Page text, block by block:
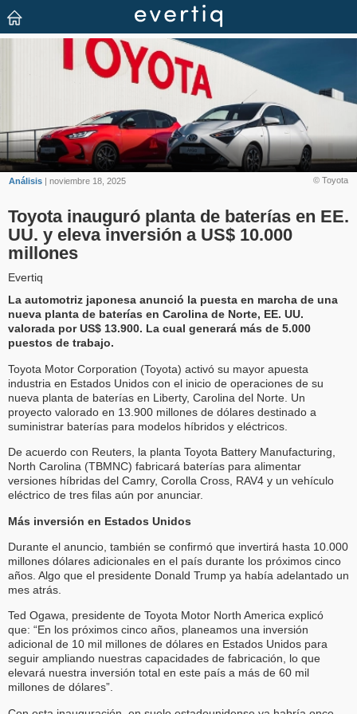
© Toyota
Análisis | noviembre 18, 2025
Toyota inauguró planta de baterías en EE.
UU. y eleva inversión a US$ 10.000
millones
Evertiq
La automotriz japonesa anunció la puesta en marcha de una
nueva planta de baterías en Carolina de Norte, EE. UU.
valorada por US$ 13.900. La cual generará más de 5.000
puestos de trabajo.
Toyota Motor Corporation (Toyota) activó su mayor apuesta
industria en Estados Unidos con el inicio de operaciones de su
nueva planta de baterías en Liberty, Carolina del Norte. Un
proyecto valorado en 13.900 millones de dólares destinado a
suministrar baterías para modelos híbridos y eléctricos.
De acuerdo con Reuters, la planta Toyota Battery Manufacturing,
North Carolina (TBMNC) fabricará baterías para alimentar
versiones híbridas del Camry, Corolla Cross, RAV4 y un vehículo
eléctrico de tres filas aún por anunciar.
Más inversión en Estados Unidos
Durante el anuncio, también se confirmó que invertirá hasta 10.000
millones dólares adicionales en el país durante los próximos cinco
años. Algo que el presidente Donald Trump ya había adelantado un
mes atrás.
Ted Ogawa, presidente de Toyota Motor North America explicó
que: “En los próximos cinco años, planeamos una inversión
adicional de 10 mil millones de dólares en Estados Unidos para
seguir ampliando nuestras capacidades de fabricación, lo que
elevará nuestra inversión total en este país a más de 60 mil
millones de dólares”.